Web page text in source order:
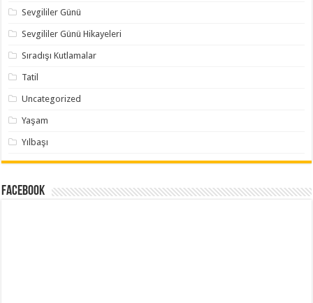
Sevgililer Günü
Sevgililer Günü Hikayeleri
Sıradışı Kutlamalar
Tatil
Uncategorized
Yaşam
Yılbaşı
Facebook